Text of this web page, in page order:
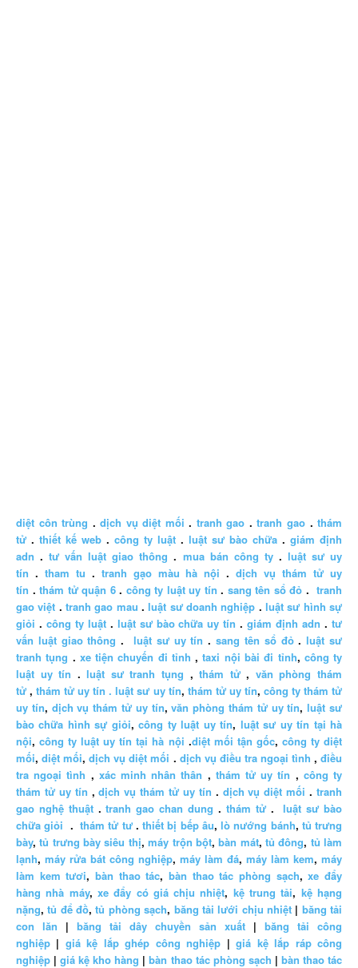
diệt côn trùng .dịch vụ diệt mối . tranh gao .tranh gao .thám
tử . thiết kế web . công ty luật . luật sư bào chữa . giám định
adn .tư vấn luật giao thông . mua bán công ty. luật sư uy
tín . tham tu . tranh gạo màu hà nội .dịch vụ thám tử uy
tín .thám tử quận 6. công ty luật uy tín . sang tên sổ đỏ .tranh
gao việt .tranh gao mau .luật sư doanh nghiệp .luật sư hình sự
giỏi . công ty luật. luật sư bào chữa uy tín .giám định adn .tư
vấn luật giao thông . luật sư uy tín .sang tên sổ đỏ.luật sư
tranh tụng . xe tiện chuyến đi tỉnh ,taxi nội bài đi tỉnh, công ty
luật uy tín .luật sư tranh tụng ,thám tử, văn phòng thám
tử ,thám tử uy tín . luật sư uy tín, thám tử uy tín, công ty thám tử
uy tín, dịch vụ thám tử uy tín,văn phòng thám tử uy tín,luật sư
bào chữa hình sự giỏi,công ty luật uy tín, luật sư uy tín tại hà
nội,công ty luật uy tín tại hà nội .diệt mối tận gốc, công ty diệt
mối,diệt mối,dịch vụ diệt mối . dịch vụ điều tra ngoại tình ,điều
tra ngoại tình , xác minh nhân thân , thám tử uy tín , công ty
thám tử uy tín ,dịch vụ thám tử uy tín . dịch vụ diệt mối .tranh
gao nghệ thuật.tranh gao chan dung . thám tử.luật sư bào
chữa giỏi .thám tử tư.thiết bị bếp âu,lò nướng bánh, tủ trưng
bày,tủ trưng bày siêu thị,máy trộn bột,bàn mát, tủ đông, tủ làm
lạnh, máy rửa bát công nghiệp, máy làm đá, máy làm kem, máy
làm kem tươi,bàn thao tác,bàn thao tác phòng sạch,xe đẩy
hàng nhà máy, xe đẩy có giá chịu nhiệt, kệ trung tải, kệ hạng
nặng,tủ để đồ,tủ phòng sạch, băng tải lưới chịu nhiệt| băng tải
con lăn | băng tải dây chuyền sản xuất | băng tải công
nghiệp | giá kệ lắp ghép công nghiệp |giá kệ lắp ráp công
nghiệp |giá kệ kho hàng |bàn thao tác phòng sạch | bàn thao tác